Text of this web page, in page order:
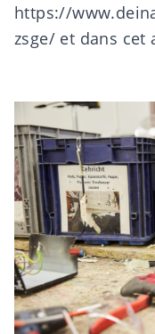
https://
zsge/ et dans cet